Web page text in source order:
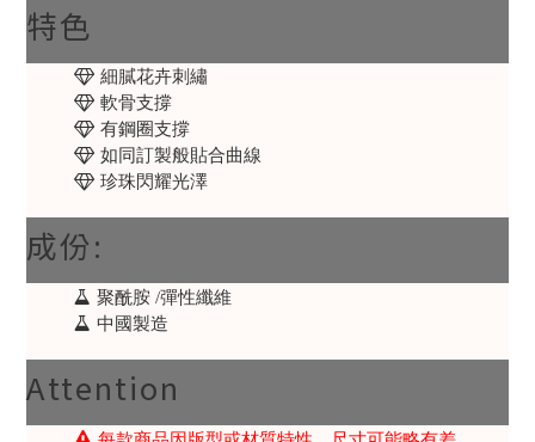
特色
細膩花卉刺繡
軟骨支撐
有鋼圈支撐
如同訂製般貼合曲線
珍珠閃耀光澤
成份:
聚酰胺 /彈性纖維
中國製造
Attention